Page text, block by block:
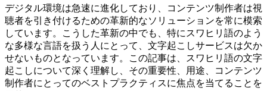
デジタル環境は急速に進化しており、コンテンツ制作者は視
聴者を引き付けるための革新的なソリューションを常に模索
しています。こうした革新の中でも、特にスワヒリ語のよう
な多様な言語を扱う人にとって、文字起こしサービスは欠か
せないものとなっています。この記事は、スワヒリ語の文字
起こしについて深く理解し、その重要性、用途、コンテンツ
制作者にとってのベストプラクティスに焦点を当てることを